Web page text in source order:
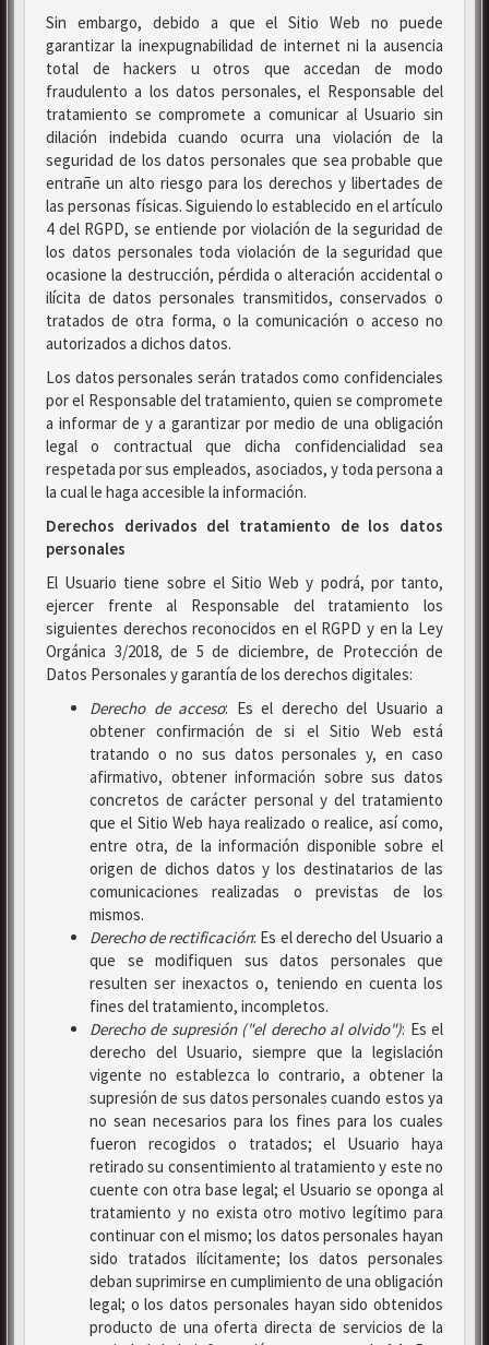
Sin embargo, debido a que el Sitio Web no puede
garantizar la inexpugnabilidad de internet ni la ausencia
total de hackers u otros que accedan de modo
fraudulento a los datos personales, el Responsable del
tratamiento se compromete a comunicar al Usuario sin
dilación indebida cuando ocurra una violación de la
seguridad de los datos personales que sea probable que
entrañe un alto riesgo para los derechos y libertades de
las personas físicas. Siguiendo lo establecido en el artículo
4 del RGPD, se entiende por violación de la seguridad de
los datos personales toda violación de la seguridad que
ocasione la destrucción, pérdida o alteración accidental o
ilícita de datos personales transmitidos, conservados o
tratados de otra forma, o la comunicación o acceso no
autorizados a dichos datos.
Los datos personales serán tratados como confidenciales
por el Responsable del tratamiento, quien se compromete
a informar de y a garantizar por medio de una obligación
legal o contractual que dicha confidencialidad sea
respetada por sus empleados, asociados, y toda persona a
la cual le haga accesible la información.
Derechos derivados del tratamiento de los datos
personales
El Usuario tiene sobre el Sitio Web y podrá, por tanto,
ejercer frente al Responsable del tratamiento los
siguientes derechos reconocidos en el RGPD y en la Ley
Orgánica 3/2018, de 5 de diciembre, de Protección de
Datos Personales y garantía de los derechos digitales:
Derecho de acceso: Es el derecho del Usuario a
obtener confirmación de si el Sitio Web está
tratando o no sus datos personales y, en caso
afirmativo, obtener información sobre sus datos
concretos de carácter personal y del tratamiento
que el Sitio Web haya realizado o realice, así como,
entre otra, de la información disponible sobre el
origen de dichos datos y los destinatarios de las
comunicaciones realizadas o previstas de los
mismos.
Derecho de rectificación: Es el derecho del Usuario a
que se modifiquen sus datos personales que
resulten ser inexactos o, teniendo en cuenta los
fines del tratamiento, incompletos.
Derecho de supresión ("el derecho al olvido"): Es el
derecho del Usuario, siempre que la legislación
vigente no establezca lo contrario, a obtener la
supresión de sus datos personales cuando estos ya
no sean necesarios para los fines para los cuales
fueron recogidos o tratados; el Usuario haya
retirado su consentimiento al tratamiento y este no
cuente con otra base legal; el Usuario se oponga al
tratamiento y no exista otro motivo legítimo para
continuar con el mismo; los datos personales hayan
sido tratados ilícitamente; los datos personales
deban suprimirse en cumplimiento de una obligación
legal; o los datos personales hayan sido obtenidos
producto de una oferta directa de servicios de la